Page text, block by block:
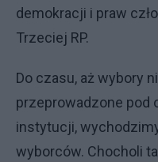
demokracji i praw
Trzeciej RP.
Do czasu, aż wybory
przeprowadzone pod
instytucji,
wyborców. Chocholi